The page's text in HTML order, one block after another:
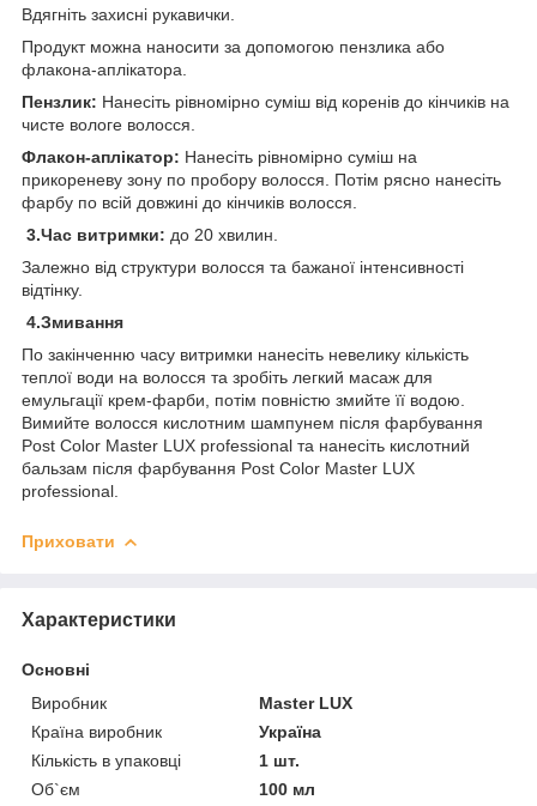
Вдягніть захисні рукавички.
Продукт можна наносити за допомогою пензлика або
флакона-аплікатора.
Пензлик: Нанесіть рівномірно суміш від коренів до кінчиків на
чисте вологе волосся.
Флакон-аплікатор: Нанесіть рівномірно суміш на
прикореневу зону по пробору волосся. Потім рясно нанесіть
фарбу по всій довжині до кінчиків волосся.
3.Час витримки: до 20 хвилин.
Залежно від структури волосся та бажаної інтенсивності
відтінку.
4.Змивання
По закінченню часу витримки нанесіть невелику кількість
теплої води на волосся та зробіть легкий масаж для
емульгації крем-фарби, потім повністю змийте її водою.
Вимийте волосся кислотним шампунем після фарбування
Post Color Master LUX professional та нанесіть кислотний
бальзам після фарбування Post Color Master LUX
professional.
Приховати
Характеристики
Основні
Виробник
Master LUX
Країна виробник
Україна
Кількість в упаковці
1 шт.
Об`єм
100 мл